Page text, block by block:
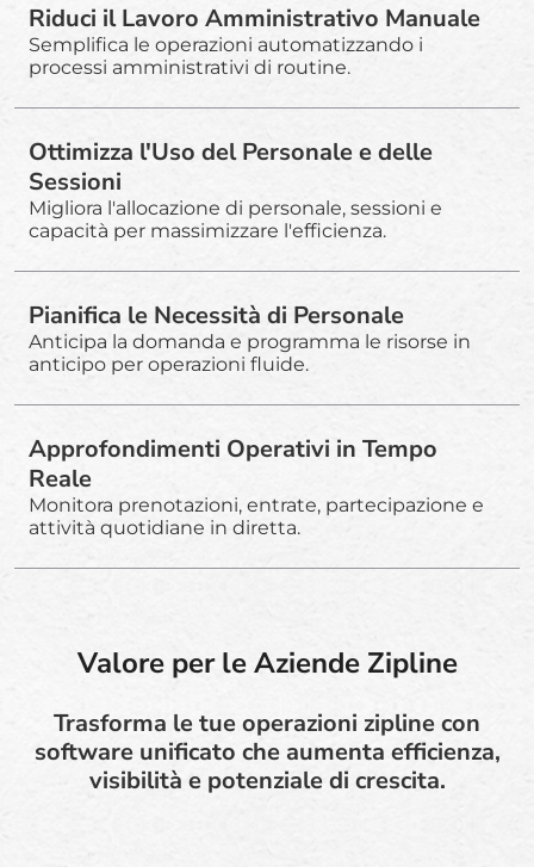
Riduci il Lavoro Amministrativo Manuale
Semplifica le operazioni automatizzando i
processi amministrativi di routine.
Ottimizza l'Uso del Personale e delle
Sessioni
Migliora l'allocazione di personale, sessioni e
capacità per massimizzare l'efficienza.
Pianifica le Necessità di Personale
Anticipa la domanda e programma le risorse in
anticipo per operazioni fluide.
Approfondimenti Operativi in Tempo
Reale
Monitora prenotazioni, entrate, partecipazione e
attività quotidiane in diretta.
Valore per le Aziende Zipline
Trasforma le tue operazioni zipline con
software unificato che aumenta efficienza,
visibilità e potenziale di crescita.